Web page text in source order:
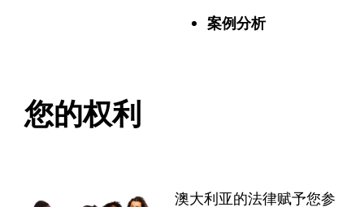
案例分析
您的权利
澳大利亚的法律赋予您参